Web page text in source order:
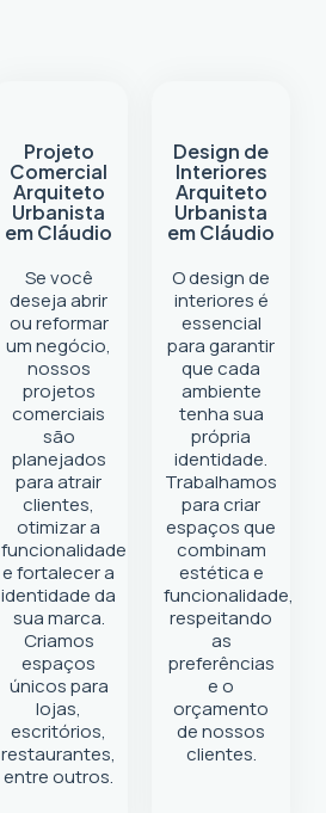
Projeto
Comercial
Arquiteto
Urbanista
em Cláudio
Se você
deseja abrir
ou reformar
um negócio,
nossos
projetos
comerciais
são
planejados
para atrair
clientes,
otimizar a
funcionalidade
e fortalecer a
identidade da
sua marca.
Criamos
espaços
únicos para
lojas,
escritórios,
restaurantes,
entre outros.
Design de
Interiores
Arquiteto
Urbanista
em Cláudio
O design de
interiores é
essencial
para garantir
que cada
ambiente
tenha sua
própria
identidade.
Trabalhamos
para criar
espaços que
combinam
estética e
funcionalidade,
respeitando
as
preferências
e o
orçamento
de nossos
clientes.